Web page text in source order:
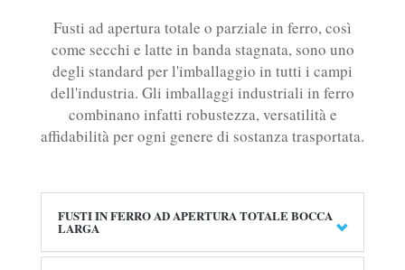
Fusti ad apertura totale o parziale in ferro, così
come secchi e latte in banda stagnata, sono uno
degli standard per l'imballaggio in tutti i campi
dell'industria. Gli imballaggi industriali in ferro
combinano infatti robustezza, versatilità e
affidabilità per ogni genere di sostanza trasportata.
FUSTI IN FERRO AD APERTURA TOTALE BOCCA
LARGA